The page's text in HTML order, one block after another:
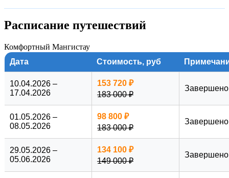
разработана отдельная программа с ночевками в палатках в
формат в списке туров или напишите нам в чат.
Если вы хотите посетить иные локации Мангистау, такие как
далекийКарынжарык ажурный каньон Ыбыкты
мистический
— напишите нам для подготовки
стандартный план, чтобы сохранить комфортный темп
движения по основному маршруту. Мы поможем организовать
запросу.
Советуем бронировать места прямо сейчас
Расписание путешествий
Комфортный Мангистау
Дата
Стоимость, руб
10.04.2026 –
17.04.2026
153 720 ₽
183 000 ₽
Завершено
01.05.2026 –
08.05.2026
98 800 ₽
183 000 ₽
Завершено
29.05.2026 –
05.06.2026
134 100 ₽
149 000 ₽
Завершено